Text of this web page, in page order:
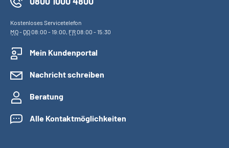
Kostenloses Servicetelefon
MO- DO08:00 - 19:00, FR08:00 - 15:30
Mein Kundenportal
Nachricht schreiben
Beratung
Alle Kontaktmöglichkeiten